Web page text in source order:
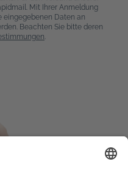
Mit Ihrer Anmeldung
eingegebenen Daten an
Beachten Sie bitte deren
.